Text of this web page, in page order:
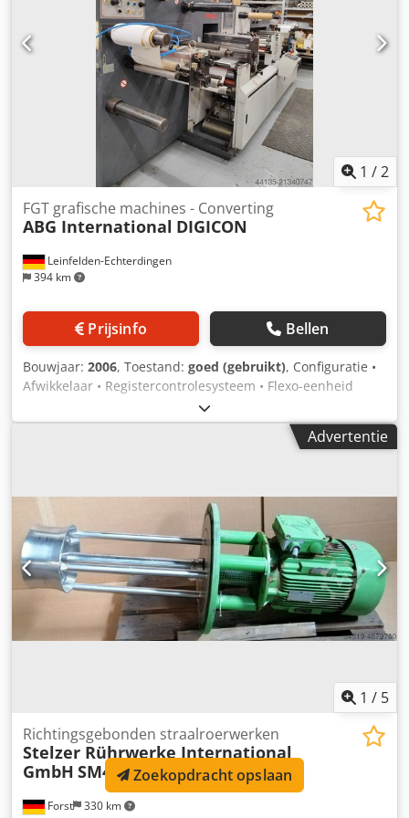
1 /2
Leinfelden-Echterdingen
394 km
FGT grafische machines - Converting
ABG International DIGICON
Prijsinfo Bellen
Bouwjaar: 2006, Toestand: goed (gebruikt), Configuratie •
Afwikkelaar • Registercontrolesysteem • Flexo-eenheid
(inkt-/lakapplicatie) • Lamineer-/Koudfoliemodule •
Stansunit • GEW UV-droger • Snijunit • Opwikkelaar _____
Machineb eschrijving De ABG Digicon 1 is ontworpen als
eenheid maakt het mogelijk om lak of steunkleuren aan te
brengen. De lamineer-/koudfoliemodule biedt waarde-
verhogende veredeling. De stans- en snijunits zorgen voor
nauwkeurige afwerking en rolconversie. De semi-rotatieve
functionaliteit levert kostenefficiënte flexibiliteit voor korte
runs, terwijl de volledig rotatieve modus hogere
productiviteit mogelijk maakt. _____ Djdpfx Adeynkwnjrjck
Advertentie
1 / 5
Forst 330 km
Richtingsgebonden straalroerwerken
Stelzer Rührwerke International
GmbH SM460-DFZoekopdracht opslaan